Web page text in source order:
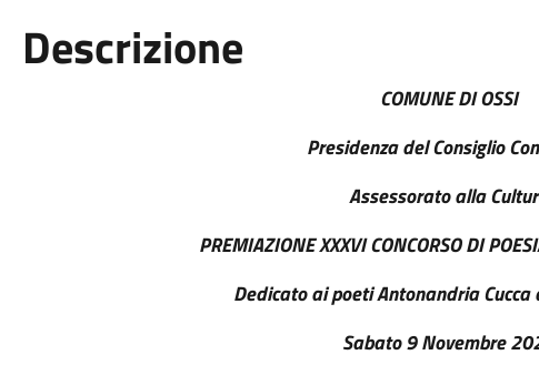
Descrizione
COMUNE DI OSSI
Presidenza del Consiglio
Assessorato alla
PREMIAZIONE XXXVI CONCORSO DI
Dedicato ai poeti Antonandria Cucca
Sabato 9 Novembre